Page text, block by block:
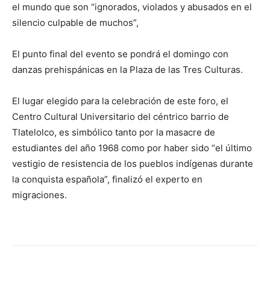
el mundo que son “ignorados, violados y abusados en el
silencio culpable de muchos”,
El punto final del evento se pondrá el domingo con
danzas prehispánicas en la Plaza de las Tres Culturas.
El lugar elegido para la celebración de este foro, el
Centro Cultural Universitario del céntrico barrio de
Tlatelolco, es simbólico tanto por la masacre de
estudiantes del año 1968 como por haber sido “el último
vestigio de resistencia de los pueblos indígenas durante
la conquista española”, finalizó el experto en
migraciones.